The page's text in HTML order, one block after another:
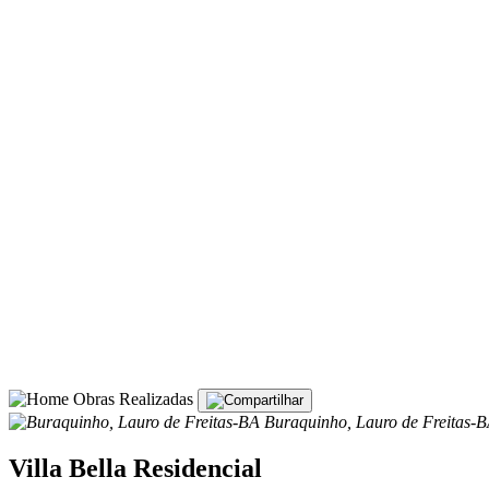
Obras Realizadas
Buraquinho, Lauro de Freitas-
Villa Bella Residencial